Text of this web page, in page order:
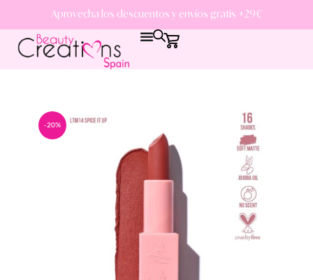
Aprovecha los descuentos y envíos gratis +29€
-20%